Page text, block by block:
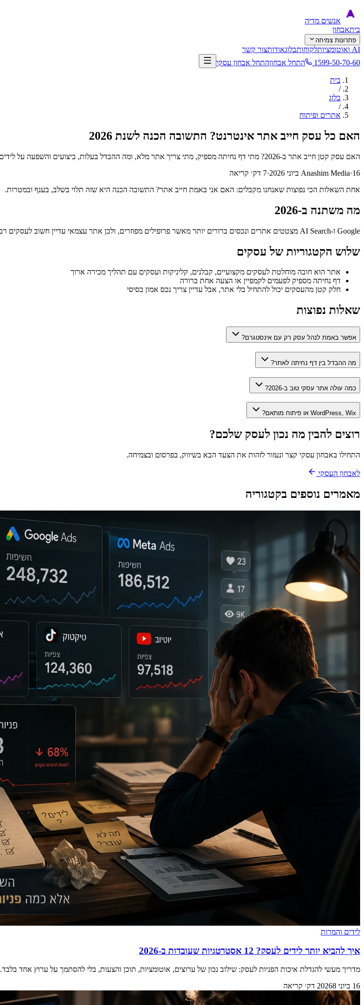
אנשים מדיה
ביתאבחון
פתרונות צמיחה
AI ואוטומציות לקוחותבלוגאודותצור קשר
1599-50-70-60
התחל אבחוןהתחל אבחון עסקי
בית
/
בלוג
/
אתרים ופיתוח
האם כל עסק חייב אתר אינטרנט? התשובה הכנה לשנת 2026
האם עסק קטן חייב אתר ב-2026? מתי דף נחיתה מספיק, מתי צריך אתר מלא, ומה ההבדל בעלות, ביצועים והשפעה על לידים - ההסבר המלא והכנה.
Anashim Media·16 ביוני 2026 ·7 דק׳ קריאה
אחת השאלות הכי נפוצות שאנחנו מקבלים: האם אני באמת חייב אתר? התשובה הכנה היא שזה תלוי בשלב, בענף ובמטרות.
מה משתנה ב-2026
Google ו-AI Search מצטטים אתרים ונכסים ברורים יותר מאשר פרופילים מפוזרים, ולכן אתר עצמאי עדיין חשוב לעסקים רבים.
שלוש הקטגוריות של עסקים
אתר הוא חובה מוחלטת לעסקים מקצועיים, קבלנים, קליניקות ועסקים עם תהליך מכירה ארוך
דף נחיתה מספיק לפעמים לקמפיין או הצעה אחת ברורה
חלק קטן מהעסקים יכול להתחיל בלי אתר, אבל עדיין צריך נכס אמון בסיסי
שאלות נפוצות
אפשר באמת לנהל עסק רק עם אינסטגרם?
מה ההבדל בין דף נחיתה לאתר?
כמה עולה אתר עסקי טוב ב-2026?
WordPress, Wix או פיתוח מותאם?
רוצים להבין מה נכון לעסק שלכם?
התחילו באבחון עסקי קצר ונעזור לזהות את הצעד הבא בשיווק, בפרסום ובצמיחה.
לאבחון העסקי
מאמרים נוספים בקטגוריה
לידים והמרות
איך להביא יותר לידים לעסק? 12 אסטרטגיות שעובדות ב-2026
מדריך מעשי להגדלת איכות הפניות לעסק: שילוב נכון של ערוצים, אוטומציות, תוכן והצעות, בלי להסתמך על ערוץ אחד בלבד.
16 ביוני 2026
8 דק׳ קריאה